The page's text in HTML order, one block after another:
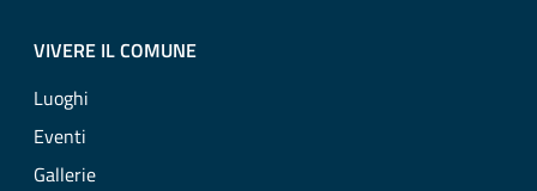
VIVERE IL COMUNE
Luoghi
Eventi
Gallerie